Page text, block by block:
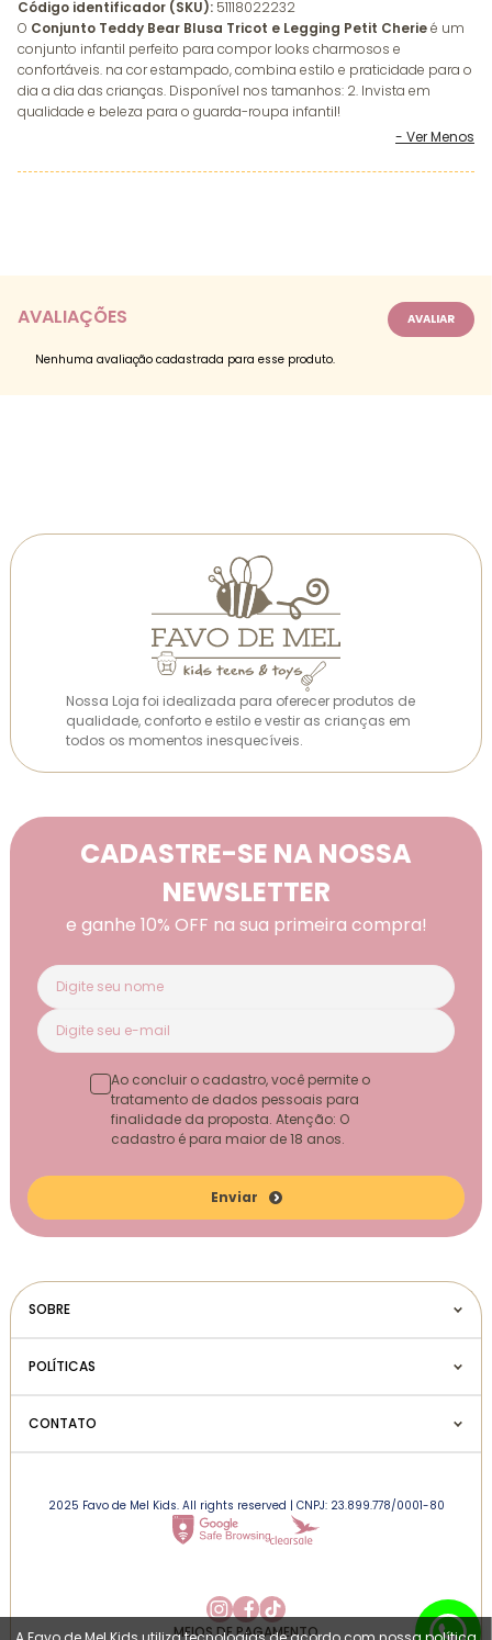
Código identificador (SKU): 51118022232
O Conjunto Teddy Bear Blusa Tricot e Legging Petit Cherieé um
conjunto infantil perfeito para compor looks charmosos e
confortáveis. na cor estampado, combina estilo e praticidade para o
dia a dia das crianças. Disponível nos tamanhos: 2. Invista em
qualidade e beleza para o guarda-roupa infantil!
AVALIAÇÕES
Nenhuma avaliação cadastrada para esse produto.
Nossa Loja foi idealizada para oferecer produtos de
qualidade, conforto e estilo e vestir as crianças em
todos os momentos inesquecíveis.
CADASTRE-SE NA NOSSA
NEWSLETTER
e ganhe 10% OFF na sua primeira compra!
Enviar
Ao concluir o cadastro, você permite o
tratamento de dados pessoais para
finalidade da proposta. Atenção: O
cadastro é para maior de 18 anos.
SOBRE
POLÍTICAS
CONTATO
2025 Favo de Mel Kids. All rights reserved | CNPJ: 23.899.778/0001-80
MEIOS DE PAGAMENTO